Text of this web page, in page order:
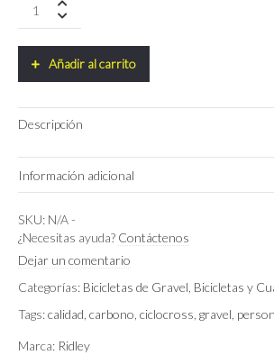
KANZO
Grx800
quantity
Añadir al carrito
Descripción
Información adicional
Talla
Color
Montaje
SKU: N/A-
¿Necesitas ayuda? Contáctenos
Dejar un comentario
Categorías: Bicicletas de Gravel Bicicletas y
Tags:calidad carbono ciclocross gravel
Marca: Ridley